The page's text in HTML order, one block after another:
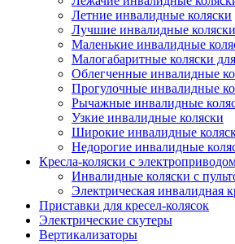
Летние инвалидные коляски
Лучшие инвалидные коляски
Маленькие инвалидные
Малогабаритные коляски
Облегченные инвалидные
Прогулочные инвалидные
Рычажные инвалидные
Узкие инвалидные коляски
Широкие инвалидные
Недорогие инвалидные
Кресла-коляски с
Инвалидные коляски с
Электрическая инвалидная
Приставки для кресел-колясок
Электрические скутеры
Вертикализаторы